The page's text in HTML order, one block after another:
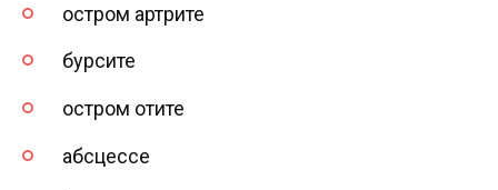
остром артрите
бурсите
остром отите
абсцессе